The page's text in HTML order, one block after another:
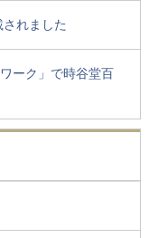
れました
ーク」で時谷堂百